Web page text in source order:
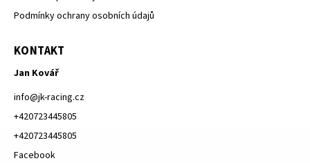
Podmínky ochrany osobních údajů
KONTAKT
Jan Kovář
info@jk-racing.cz
+420723445805
+420723445805
Facebook